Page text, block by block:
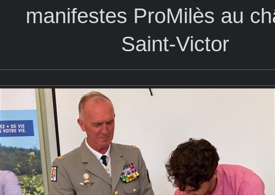
manifestes ProMilès au
Saint-Victor